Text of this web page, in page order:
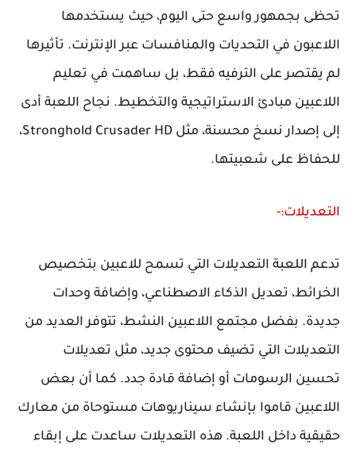
تحظى بجمهور واسع حتى اليوم، حيث يستخدمها
اللاعبون في التحديات والمنافسات عبر الإنترنت. تأثيرها
لم يقتصر على الترفيه فقط، بل ساهمت في تعليم
اللاعبين مبادئ الاستراتيجية والتخطيط. نجاح اللعبة أدى
إلى إصدار نسخ محسنة، مثل Stronghold Crusader HD،
للحفاظ على شعبيتها.
التعديلات:-
تدعم اللعبة التعديلات التي تسمح للاعبين بتخصيص
الخرائط، تعديل الذكاء الاصطناعي، وإضافة وحدات
جديدة. بفضل مجتمع اللاعبين النشط، تتوفر العديد من
التعديلات التي تضيف محتوى جديد، مثل تعديلات
تحسين الرسومات أو إضافة قادة جدد. كما أن بعض
اللاعبين قاموا بإنشاء سيناريوهات مستوحاة من معارك
حقيقية داخل اللعبة. هذه التعديلات ساعدت على إبقاء